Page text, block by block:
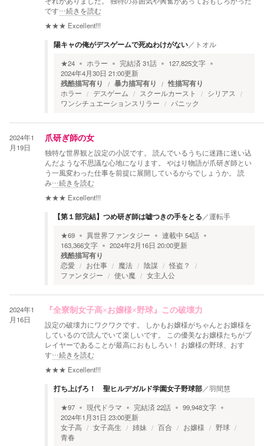
です…続きを読む
★★★ Excellent!!!
陽キャの俺がデスゲームで死ぬわけがない／ トオル
★24 ホラー 完結済31話 127,825文字
2024年4月30日 21:00更新
残酷描写有り 暴力描写有り 性描写有り
ホラー デスゲーム スクールカースト
シリアス
ワンシチュエーションスリラー
パニック
2024年1
月19日
爪研ぎ師の女
独特な世界観と設定の小説です。 読んでいるうちに迷路に迷い込
んだような不思議な心地になります。 やはり物語が爪研ぎ師とい
う一風変わった仕事を前提に展開しているからでしょうか。 読
み…続きを読む
★★★ Excellent!!!
【第１部完結】つめ研ぎ師は嘘つきの手をとる ／運転手
★69 異世界ファンタジー 連載中 54話
163,366文字 2024年2月16日 20:00更新
残酷描写有り
恋愛 お仕事 魔法 陰謀
怪盗？
ファンタジー
使い魔 女主人公
2024年1
月16日
『全寮制女子高×お嬢様×野球』この破壊力
設定の破壊力にワクワクです。 しかもお嬢様がちゃんとお嬢様を
しているので読んでいて楽しいです。 この優美なお嬢様たちがプ
レイヤーであることが最高におもしろい！ お嬢様の野球、おす
す…続きを読む
★★★ Excellent!!!
打ち上げろ！ 聖ヒルデガルド学園女子野球部／羽間慧
★97 現代ドラマ 完結済22話 99,948文字
2024年1月31日 23:00更新
女子高
女子高生 姉妹 百合 お嬢様
野球
青春